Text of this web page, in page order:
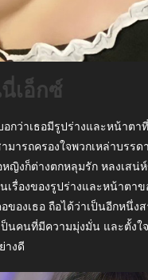
เอ็กซ์
อกว่าเธอมีรูปร่างและหน้าตา
มารถครองใจพวกเหล่าบรร
ญิงก็ต่างตกหลุมรัก หลงเสน่ห์
เรื่องของรูปร่างและหน้าตาข
ของเธอ ถือได้ว่าเป็นอีกหนึ่ง
ป็นคนที่มีความมุ่งมั่น และตั้งใ
างดี